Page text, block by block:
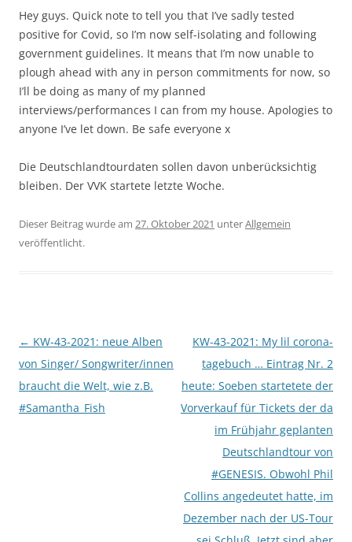
Hey guys. Quick note to tell you that I’ve sadly tested
positive for Covid, so I’m now self-isolating and following
government guidelines. It means that I’m now unable to
plough ahead with any in person commitments for now, so
I’ll be doing as many of my planned
interviews/performances I can from my house. Apologies to
anyone I’ve let down. Be safe everyone x
Die Deutschlandtourdaten sollen davon unberücksichtig
bleiben. Der VVK startete letzte Woche.
Dieser Beitrag wurde am 27. Oktober 2021 unterAllgemein
veröffentlicht.
Beitragsnavigation
← KW-43-2021: neue Alben
von Singer/ Songwriter/innen
braucht die Welt, wie z.B.
#Samantha_Fish
KW-43-2021: My lil corona-
tagebuch … Eintrag Nr. 2
heute: Soeben startetete der
Vorverkauf für Tickets der da
im Frühjahr geplanten
Deutschlandtour von
#GENESIS. Obwohl Phil
Collins angedeutet hatte, im
Dezember nach der US-Tour